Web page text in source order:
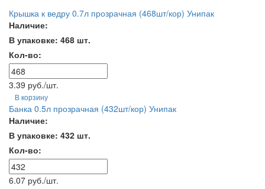
Крышка к ведру 0.7л прозрачная (468шт/кор) Унипак
Наличие:
В упаковке: 468 шт.
Кол-во:
3.39 руб./шт.
В корзину
Банка 0.5л прозрачная (432шт/кор) Унипак
Наличие:
В упаковке: 432 шт.
Кол-во:
6.07 руб./шт.